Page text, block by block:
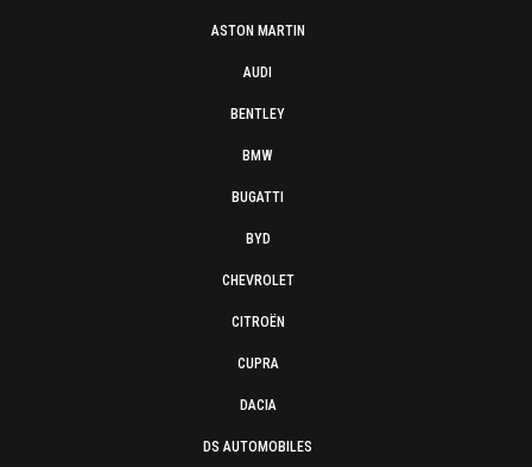
ASTON MARTIN
AUDI
BENTLEY
BMW
BUGATTI
BYD
CHEVROLET
CITROËN
CUPRA
DACIA
DS AUTOMOBILES